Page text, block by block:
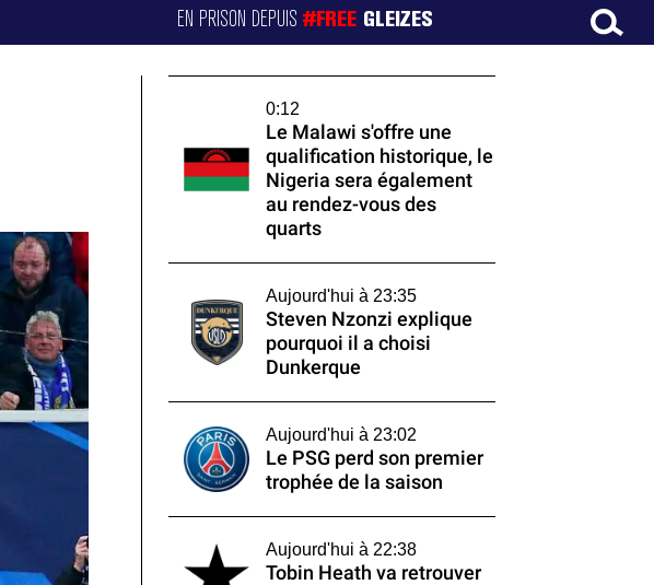
EN PRISON DEPUIS#FREE GLEIZES
0:12
Le Malawi s'offre une
qualification historique, le
Nigeria sera également
au rendez-vous des
quarts
Aujourd'hui à 23:35
Steven Nzonzi explique
pourquoi il a choisi
Dunkerque
Aujourd'hui à 23:02
Le PSG perd son premier
trophée de la saison
Aujourd'hui à 22:38
Tobin Heath va retrouver